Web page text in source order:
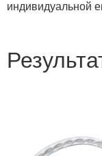
индивидуальной